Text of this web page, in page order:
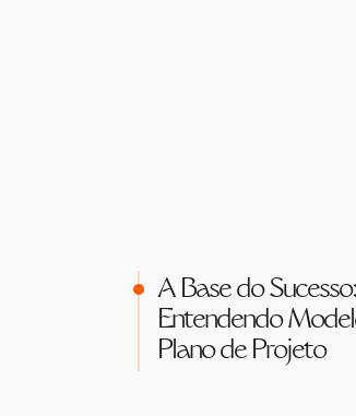
A Base do Sucesso:
Entendendo
Plano de Projeto